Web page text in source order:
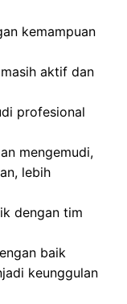
kemampuan
aktif dan
profesional
mengemudi,
lebih
dengan tim
baik
keunggulan